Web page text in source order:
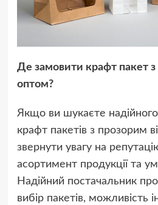
Де замовити крафт пакет
оптом?
Якщо ви шукаєте
крафт пакетів з прозорим
звернути увагу на
асортимент продукції та
Надійний постачальник
вибір пакетів, можливість